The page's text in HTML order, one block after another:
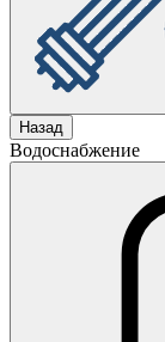
Назад
Водоснабжение